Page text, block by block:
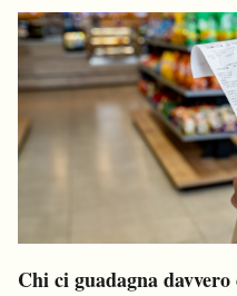
Chi ci guadagna